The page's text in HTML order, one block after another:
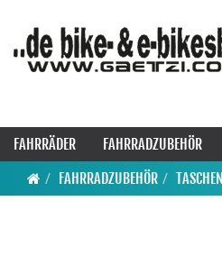
FAHRRÄDER FAHRRADZUBEHÖR
FAHRRADZUBEHÖR
TASCHEN